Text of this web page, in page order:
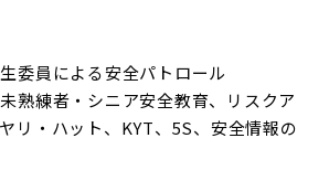
委員による安全パトロール
熟練者・シニア安全教育、リスクア
リ・ハット、KYT、5S、安全情報の